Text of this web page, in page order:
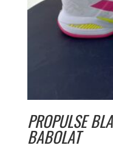
PROPULSE
BABOLAT